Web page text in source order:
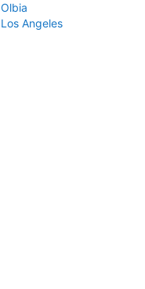
Angeles